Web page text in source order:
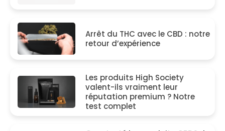
Arrêt du THC avec le CBD : notre
retour d’expérience
Les produits High Society
valent-ils vraiment leur
réputation premium ? Notre
test complet